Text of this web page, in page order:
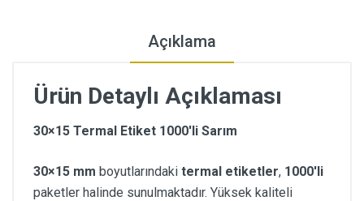
Açıklama
Ürün Detaylı Açıklaması
30×15 Termal Etiket 1000'li Sarım
30×15 mm boyutlarındaki termal etiketler, 1000'li
paketler halinde sunulmaktadır. Yüksek kaliteli